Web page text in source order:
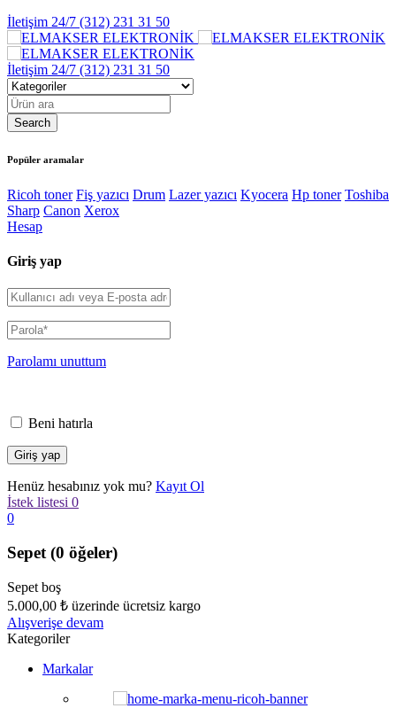
İletişim 24/7 (312) 231 31 50
İletişim 24/7 (312) 231 31 50
Popüler aramalar
Ricoh toner Fiş yazıcı Drum Lazer yazıcı Kyocera Hp toner Toshiba
Sharp Canon Xerox
Hesap
Giriş yap
Parolamı unuttum
Beni hatırla
Henüz hesabınız yok mu? Kayıt Ol
İstek listesi 0
0
Sepet (0 öğeler)
Sepet boş
5.000,00 ₺ üzerinde ücretsiz kargo
Alışverişe devam
Kategoriler
Markalar